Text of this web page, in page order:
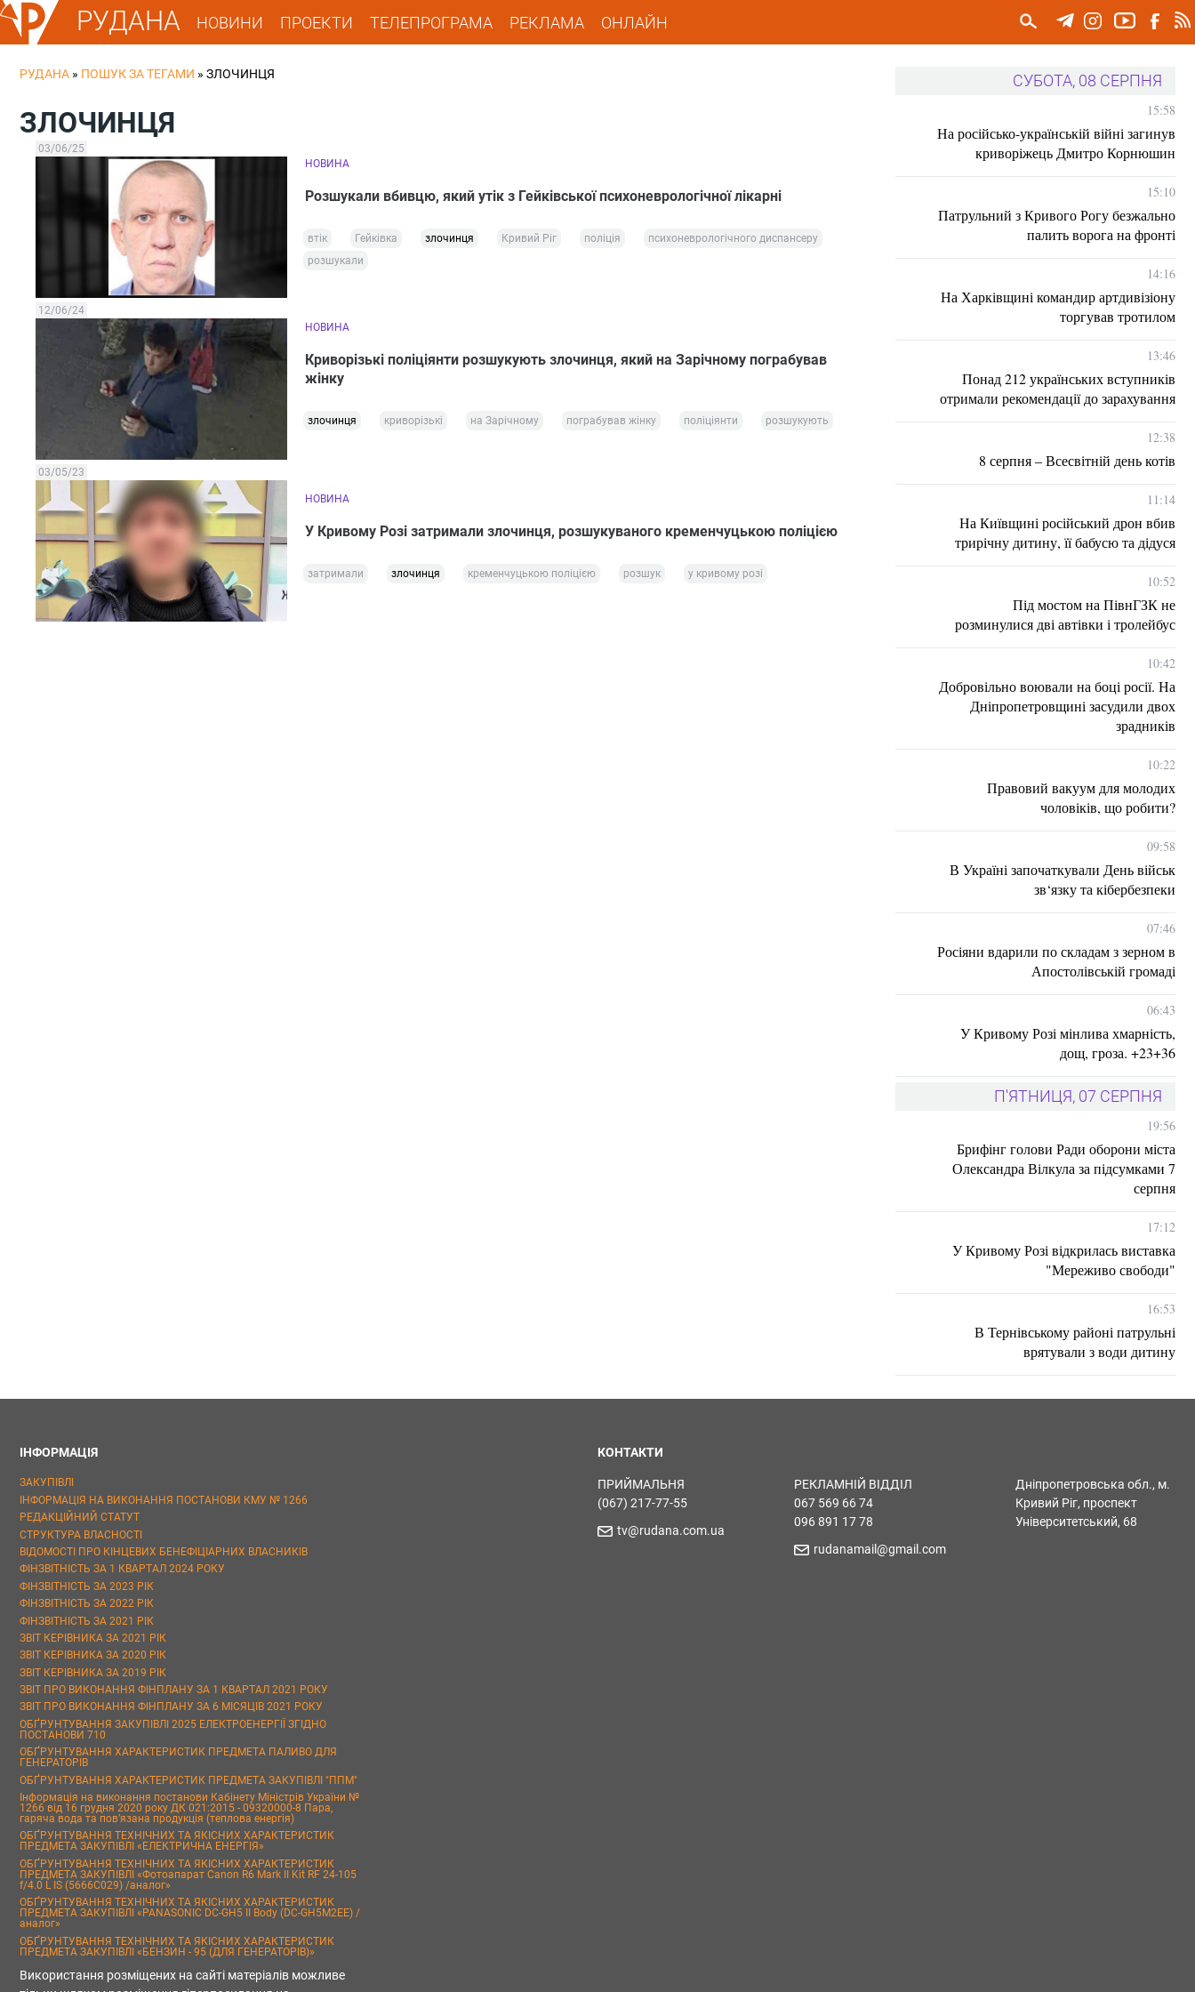
РУДАНА НОВИНИ ПРОЕКТИ ТЕЛЕПРОГРАМА РЕКЛАМА ОНЛАЙН
РУДАНА » ПОШУК ЗА ТЕГАМИ » ЗЛОЧИНЦЯ
ЗЛОЧИНЦЯ
03/06/25
НОВИНА
Розшукали вбивцю, який утік з Гейківської психоневрологічної лікарні
втік Гейківка злочинця Кривий Ріг поліція
психоневрологічного диспансеру
розшукали
12/06/24
НОВИНА
Криворізькі поліціянти розшукують злочинця, який на Зарічному пограбував
жінку
злочинця криворізькі на Зарічному пограбував жінку поліціянти розшукують
03/05/23
НОВИНА
У Кривому Розі затримали злочинця, розшукуваного кременчуцькою поліцією
затримали злочинця кременчуцькою поліцією розшук у кривому розі
СУБОТА, 08 СЕРПНЯ
15:58
На російсько-українській війні загинув
криворіжець Дмитро Корнюшин
15:10
Патрульний з Кривого Рогу безжально
палить ворога на фронті
14:16
На Харківщині командир артдивізіону
торгував тротилом
13:46
Понад 212 українських вступників
отримали рекомендації до зарахування
12:38
8 серпня – Всесвітній день котів
11:14
На Київщині російський дрон вбив
трирічну дитину, її бабусю та дідуся
10:52
Під мостом на ПівнГЗК не
розминулися дві автівки і тролейбус
10:42
Добровільно воювали на боці росії. На
Дніпропетровщині засудили двох
зрадників
10:22
Правовий вакуум для молодих
чоловіків, що робити?
09:58
В Україні започаткували День військ
зв‘язку та кібербезпеки
07:46
Росіяни вдарили по складам з зерном в
Апостолівській громаді
06:43
У Кривому Розі мінлива хмарність,
дощ, гроза. +23+36
П'ЯТНИЦЯ, 07 СЕРПНЯ
19:56
Брифінг голови Ради оборони міста
Олександра Вілкула за підсумками 7
серпня
17:12
У Кривому Розі відкрилась виставка
"Мереживо свободи"
16:53
В Тернівському районі патрульні
врятували з води дитину
ІНФОРМАЦІЯ
ЗАКУПІВЛІ
ІНФОРМАЦІЯ НА ВИКОНАННЯ ПОСТАНОВИ КМУ № 1266
РЕДАКЦІЙНИЙ СТАТУТ
СТРУКТУРА ВЛАСНОСТІ
ВІДОМОСТІ ПРО КІНЦЕВИХ БЕНЕФІЦІАРНИХ ВЛАСНИКІВ
ФІНЗВІТНІСТЬ ЗА 1 КВАРТАЛ 2024 РОКУ
ФІНЗВІТНІСТЬ ЗА 2023 РІК
ФІНЗВІТНІСТЬ ЗА 2022 РІК
ФІНЗВІТНІСТЬ ЗА 2021 РІК
ЗВІТ КЕРІВНИКА ЗА 2021 РІК
ЗВІТ КЕРІВНИКА ЗА 2020 РІК
ЗВІТ КЕРІВНИКА ЗА 2019 РІК
ЗВІТ ПРО ВИКОНАННЯ ФІНПЛАНУ ЗА 1 КВАРТАЛ 2021 РОКУ
ЗВІТ ПРО ВИКОНАННЯ ФІНПЛАНУ ЗА 6 МІСЯЦІВ 2021 РОКУ
ОБҐРУНТУВАННЯ ЗАКУПІВЛІ 2025 ЕЛЕКТРОЕНЕРГІЇ ЗГІДНО
ПОСТАНОВИ 710
ОБҐРУНТУВАННЯ ХАРАКТЕРИСТИК ПРЕДМЕТА ПАЛИВО ДЛЯ
ГЕНЕРАТОРІВ
ОБҐРУНТУВАННЯ ХАРАКТЕРИСТИК ПРЕДМЕТА ЗАКУПІВЛІ "ППМ"
Інформація на виконання постанови Кабінету Міністрів України №
1266 від 16 грудня 2020 року ДК 021:2015 - 09320000-8 Пара,
гаряча вода та пов’язана продукція (теплова енергія)
ОБҐРУНТУВАННЯ ТЕХНІЧНИХ ТА ЯКІСНИХ ХАРАКТЕРИСТИК
ПРЕДМЕТА ЗАКУПІВЛІ «ЕЛЕКТРИЧНА ЕНЕРГІЯ»
ОБҐРУНТУВАННЯ ТЕХНІЧНИХ ТА ЯКІСНИХ ХАРАКТЕРИСТИК
ПРЕДМЕТА ЗАКУПІВЛІ «Фотоапарат Canon R6 Mark II Kit RF 24-105
f/4.0 L IS (5666C029) /аналог»
ОБҐРУНТУВАННЯ ТЕХНІЧНИХ ТА ЯКІСНИХ ХАРАКТЕРИСТИК
ПРЕДМЕТА ЗАКУПІВЛІ «PANASONIC DC-GH5 II Body (DC-GH5M2EE) /
аналог»
ОБҐРУНТУВАННЯ ТЕХНІЧНИХ ТА ЯКІСНИХ ХАРАКТЕРИСТИК
ПРЕДМЕТА ЗАКУПІВЛІ «БЕНЗИН - 95 (ДЛЯ ГЕНЕРАТОРІВ)»
Використання розміщених на сайті матеріалів можливе
КОНТАКТИ
ПРИЙМАЛЬНЯ
(067) 217-77-55
tv@rudana.com.ua
РЕКЛАМНІЙ ВІДДІЛ
067 569 66 74
096 891 17 78
rudanamail@gmail.com
Дніпропетровська обл., м.
Кривий Ріг, проспект
Університетський, 68